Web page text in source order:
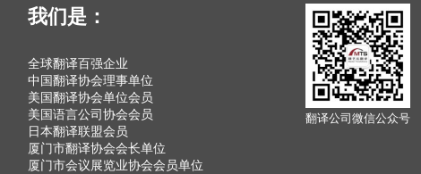
我们是：
全球翻译百强企业
中国翻译协会理事单位
美国翻译协会单位会员
美国语言公司协会会员
日本翻译联盟会员
厦门市翻译协会会长单位
厦门市会议展览业协会会员单位
翻译公司微信公众号